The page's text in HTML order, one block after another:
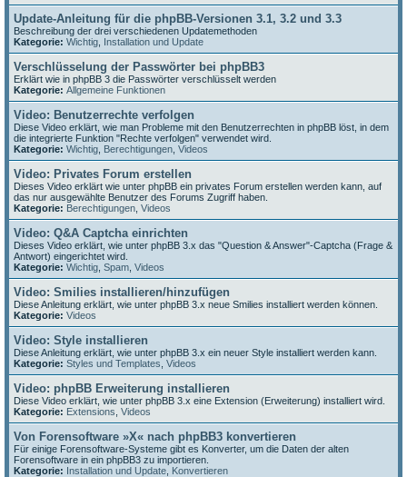
Update-Anleitung für die phpBB-Versionen 3.1, 3.2 und 3.3
Beschreibung der drei verschiedenen Updatemethoden
Kategorie: Wichtig Installation und Update
Verschlüsselung der Passwörter bei phpBB3
Erklärt wie in phpBB 3 die Passwörter verschlüsselt werden
Kategorie: Allgemeine Funktionen
Video: Benutzerrechte verfolgen
Diese Video erklärt, wie man Probleme mit den Benutzerrechten in phpBB löst, in dem
die integrierte Funktion "Rechte verfolgen" verwendet wird.
Kategorie: Wichtig Berechtigungen Videos
Video: Privates Forum erstellen
Dieses Video erklärt wie unter phpBB ein privates Forum erstellen werden kann, auf
das nur ausgewählte Benutzer des Forums Zugriff haben.
Kategorie: Berechtigungen Videos
Video: Q&A Captcha einrichten
Dieses Video erklärt, wie unter phpBB 3.x das "Question & Answer"-Captcha (Frage &
Antwort) eingerichtet wird.
Kategorie: Wichtig Spam Videos
Video: Smilies installieren/hinzufügen
Diese Anleitung erklärt, wie unter phpBB 3.x neue Smilies installiert werden können.
Kategorie: Videos
Video: Style installieren
Diese Anleitung erklärt, wie unter phpBB 3.x ein neuer Style installiert werden kann.
Kategorie: Styles und Templates Videos
Video: phpBB Erweiterung installieren
Diese Video erklärt, wie unter phpBB 3.x eine Extension (Erweiterung) installiert wird.
Kategorie: Extensions Videos
Von Forensoftware »X« nach phpBB3 konvertieren
Für einige Forensoftware-Systeme gibt es Konverter, um die Daten der alten
Forensoftware in ein phpBB3 zu importieren.
Kategorie: Installation und Update Konvertieren